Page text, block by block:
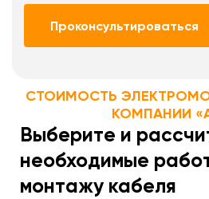
Проконсультироваться
СТОИМОСТЬ
КОМПАНИИ
Выберите и
необходимые
монтажу кабеля